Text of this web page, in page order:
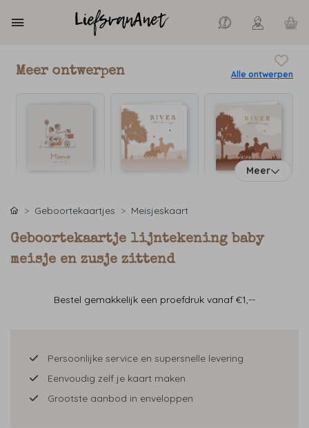
Meer ontwerpen Alle ontwerpen
Meer
Geboortekaartjes Meisjeskaart
Geboortekaartje lijntekening baby
meisje en zusje zittend
Bestel gemakkelijk een proefdruk vanaf €1,--
Persoonlijke service en supersnelle levering
Eenvoudig zelf je kaart maken
Grootste aanbod in enveloppen